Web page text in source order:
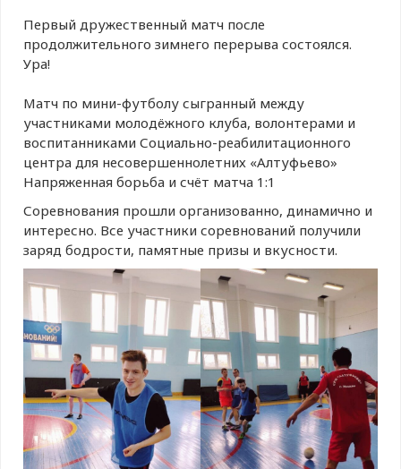
Первый дружественный матч после
продолжительного зимнего перерыва состоялся.
Ура!
Матч по мини-футболу сыгранный между
участниками молодёжного клуба, волонтерами и
воспитанниками Социально-реабилитационного
центра для несовершеннолетних «Алтуфьево»
Напряженная борьба и счёт матча 1:1
Соревнования прошли организованно, динамично и
интересно. Все участники соревнований получили
заряд бодрости, памятные призы и вкусности.